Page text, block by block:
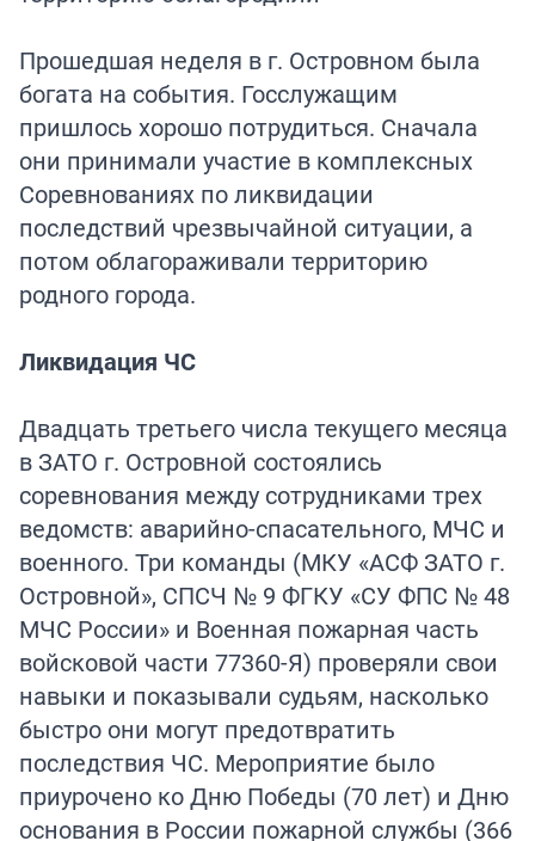
Прошедшая неделя в г. Островном была
богата на события. Госслужащим
пришлось хорошо потрудиться. Сначала
они принимали участие в комплексных
Соревнованиях по ликвидации
последствий чрезвычайной ситуации, а
потом облагораживали территорию
родного города.
Ликвидация ЧС
Двадцать третьего числа текущего месяца
в ЗАТО г. Островной состоялись
соревнования между сотрудниками трех
ведомств: аварийно-спасательного, МЧС и
военного. Три команды (МКУ «АСФ ЗАТО г.
Островной», СПСЧ № 9 ФГКУ «СУ ФПС № 48
МЧС России» и Военная пожарная часть
войсковой части 77360-Я) проверяли свои
навыки и показывали судьям, насколько
быстро они могут предотвратить
последствия ЧС. Мероприятие было
приурочено ко Дню Победы (70 лет) и Дню
основания в России пожарной службы (366